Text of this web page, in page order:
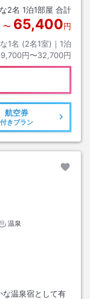
2名 1泊1部屋 合計
〜 65,400円
1名 (2名1室)｜ 1泊
9,700円〜32,700円
航空券
付きプラン
温泉
な温泉宿として有